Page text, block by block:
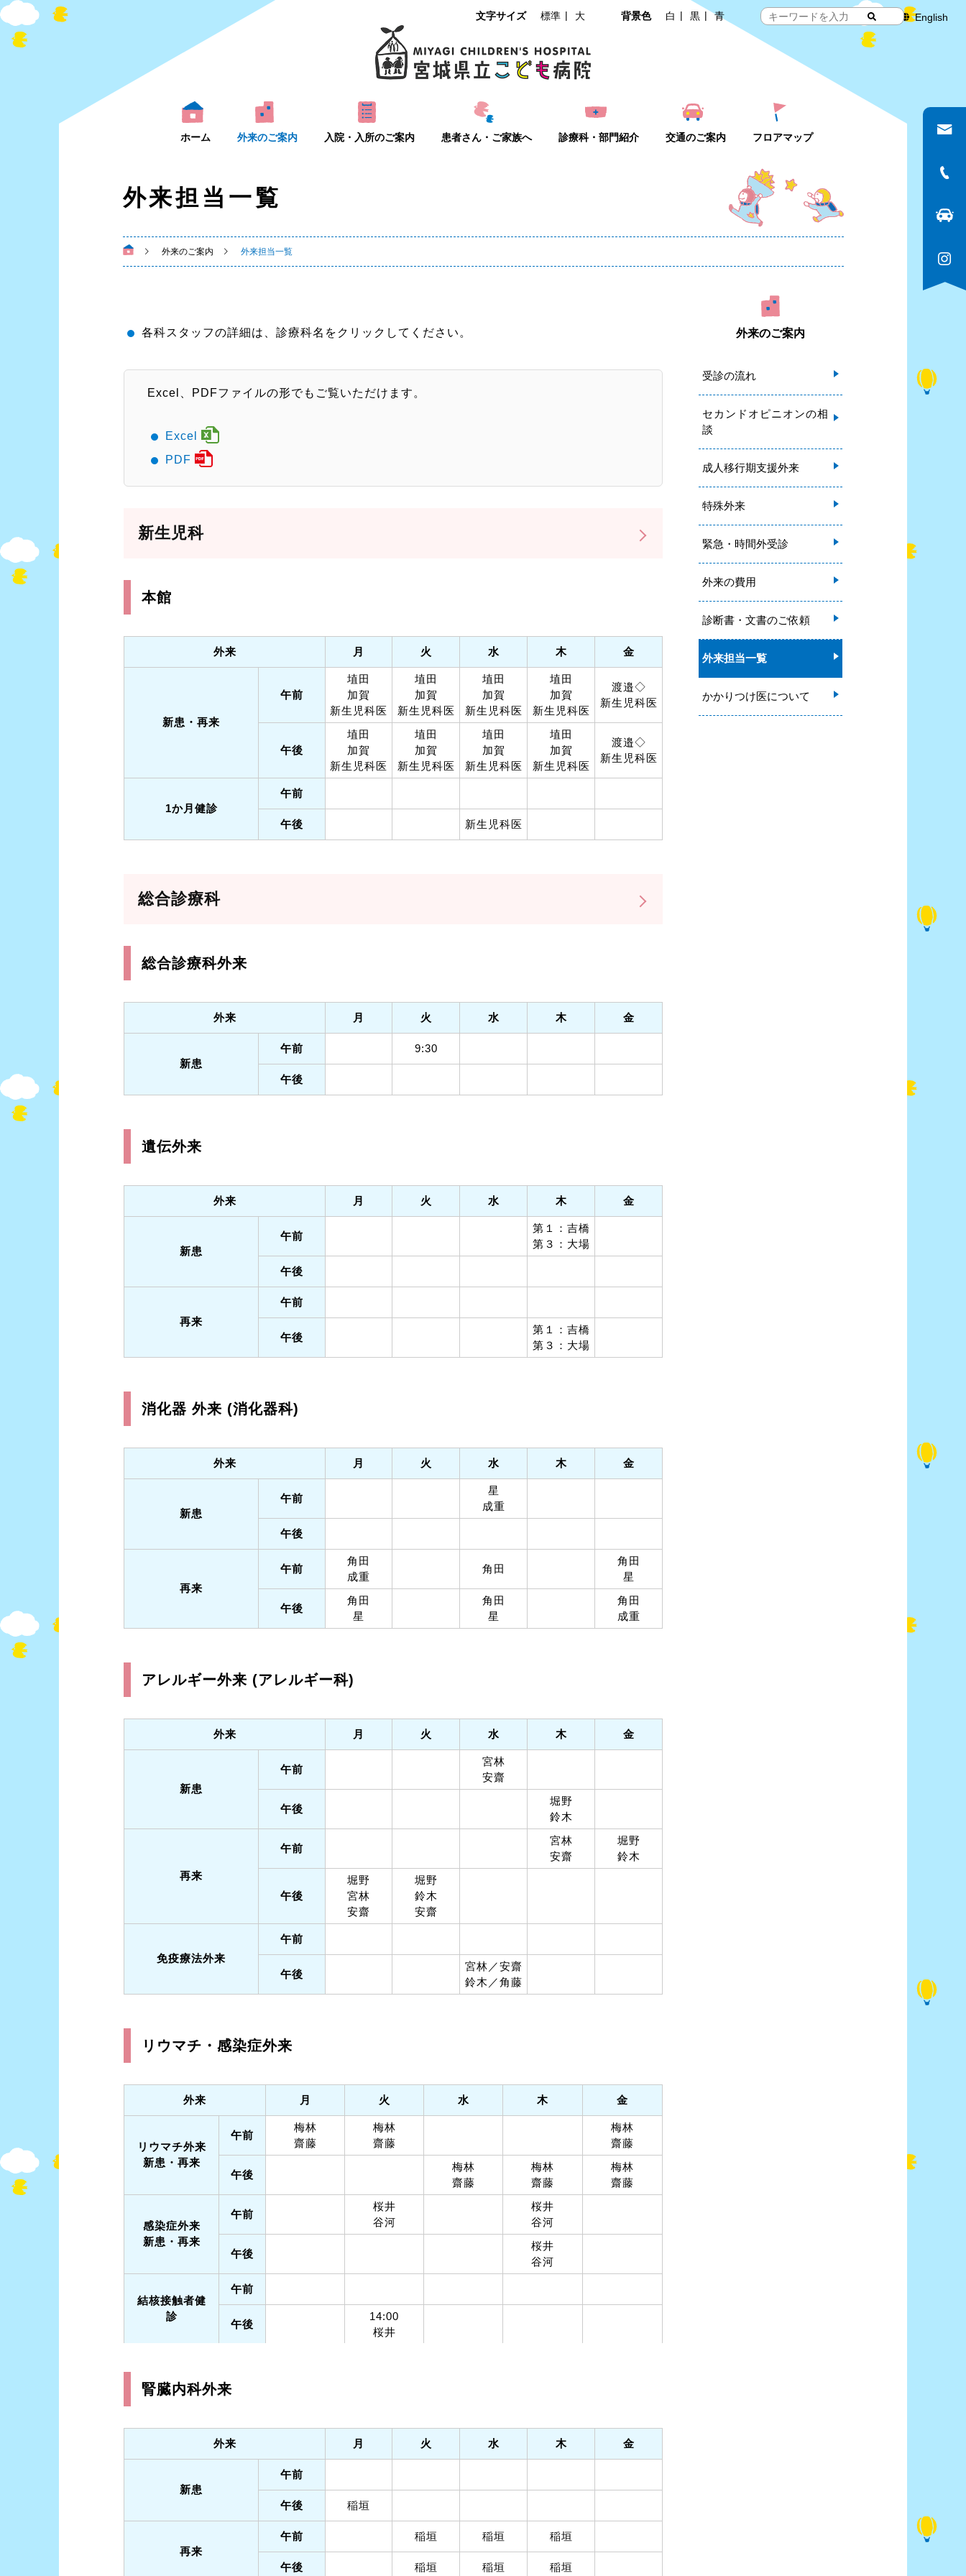
文字サイズ 標準 大 背景色 白 黒 青 English
ホーム 外来のご案内 入院・入所のご案内 患者さん・ご家族へ 診療科・部門紹介 交通のご案内 フロアマップ
外来担当一覧
外来のご案内 外来担当一覧
各科スタッフの詳細は、診療科名をクリックしてください。
Excel、PDFファイルの形でもご覧いただけます。
Excel
PDF
新生児科
本館
外来 月 火 水 木 金
新患・再来
午前
埴田
加賀
新生児科医
埴田
加賀
新生児科医
埴田
加賀
新生児科医
埴田
加賀
新生児科医
渡邉◇
新生児科医
午後
埴田
加賀
新生児科医
埴田
加賀
新生児科医
埴田
加賀
新生児科医
埴田
加賀
新生児科医
渡邉◇
新生児科医
1か月健診
午前
午後 新生児科医
総合診療科
総合診療科外来
外来 月 火 水 木 金
新患
午前 9:30
午後
遺伝外来
外来 月 火 水 木 金
新患
午前
第１：吉橋
第３：大場
午後
再来
午前
午後
第１：吉橋
第３：大場
消化器 外来 (消化器科)
外来 月 火 水 木 金
新患
午前
星
成重
午後
再来
午前
角田
成重
角田
角田
星
午後
角田
星
角田
星
角田
成重
アレルギー外来 (アレルギー科)
外来 月 火 水 木 金
新患
午前
宮林
安齋
午後
堀野
鈴木
再来
午前
宮林
安齋
堀野
鈴木
午後
堀野
宮林
安齋
堀野
鈴木
安齋
免疫療法外来
午前
午後
宮林／安齋
鈴木／角藤
リウマチ・感染症外来
外来 月 火 水 木 金
リウマチ外来
新患・再来
午前
梅林
齋藤
梅林
齋藤
梅林
齋藤
午後
梅林
齋藤
梅林
齋藤
梅林
齋藤
感染症外来
新患・再来
午前
桜井
谷河
桜井
谷河
午後
桜井
谷河
結核接触者健
診
午前
午後
14:00
桜井
腎臓内科外来
外来 月 火 水 木 金
新患
午前
午後 稲垣
再来
午前 稲垣 稲垣 稲垣
午後 稲垣 稲垣 稲垣
外来のご案内
受診の流れ
セカンドオピニオンの相
談
成人移行期支援外来
特殊外来
緊急・時間外受診
外来の費用
診断書・文書のご依頼
外来担当一覧
かかりつけ医について